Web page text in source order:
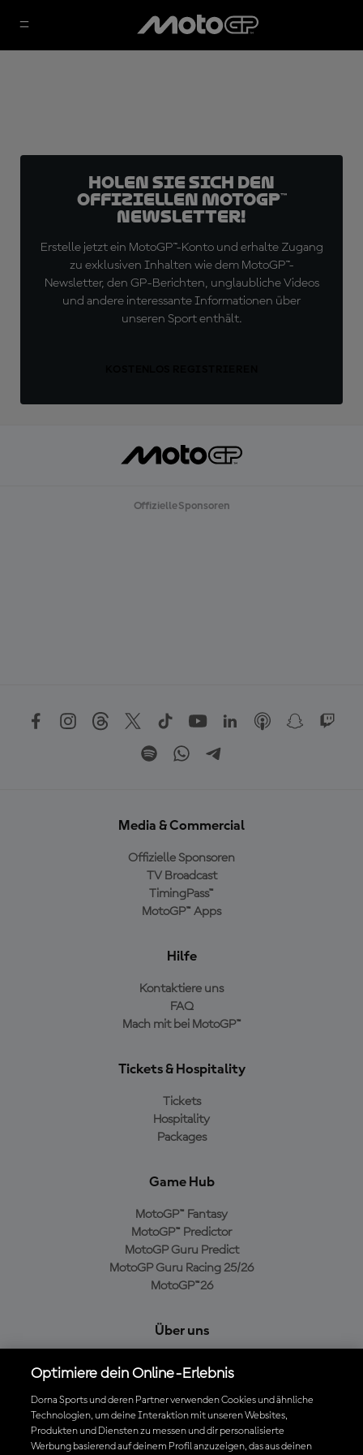
Holen Sie sich den
offiziellen MotoGP™
Newsletter!
Erstelle jetzt ein MotoGP™-Konto und erhalte Zugang
zu exklusiven Inhalten wie dem MotoGP™-
Newsletter, den GP-Berichten, unglaubliche Videos
und andere interessante Informationen über
unseren Sport enthält.
Offizielle Sponsoren
Media & Commercial
Offizielle Sponsoren
TV Broadcast
TimingPass™
MotoGP™ Apps
Hilfe
Kontaktiere uns
FAQ
Mach mit bei MotoGP™
Tickets & Hospitality
Tickets
Hospitality
Packages
Game Hub
MotoGP™ Fantasy
MotoGP™ Predictor
MotoGP Guru Predict
MotoGP Guru Racing 25/26
MotoGP™26
Über uns
Cookie-Richtlinien
Geschäftsbedingungen
Datenschutzrichtlinien
Kaufrichtlinie
Optimiere dein Online-Erlebnis
Dorna Sports und deren Partner verwenden Cookies und ähnliche
Technologien, um deine Interaktion mit unseren Websites,
Produkten und Diensten zu messen und dir personalisierte
Werbung basierend auf deinem Profil anzuzeigen, das aus deinen